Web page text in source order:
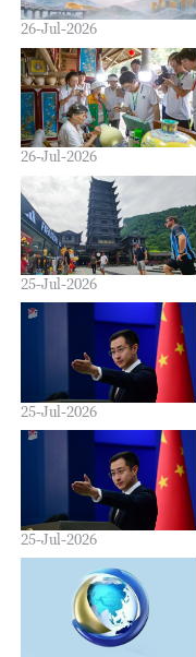
26-Jul-2026
26-Jul-2026
25-Jul-2026
25-Jul-2026
25-Jul-2026